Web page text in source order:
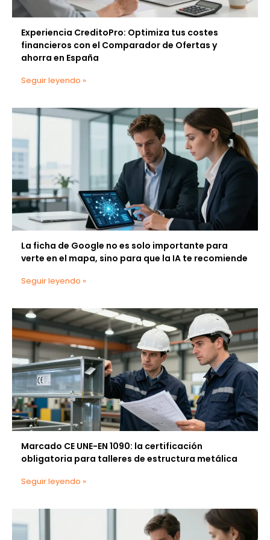
Experiencia CreditoPro: Optimiza tus costes
financieros con el Comparador de Ofertas y
ahorra en España
Seguir leyendo »
La ficha de Google no es solo importante para
verte en el mapa, sino para que la IA te recomiende
Seguir leyendo »
Marcado CE UNE-EN 1090: la certificación
obligatoria para talleres de estructura metálica
Seguir leyendo »